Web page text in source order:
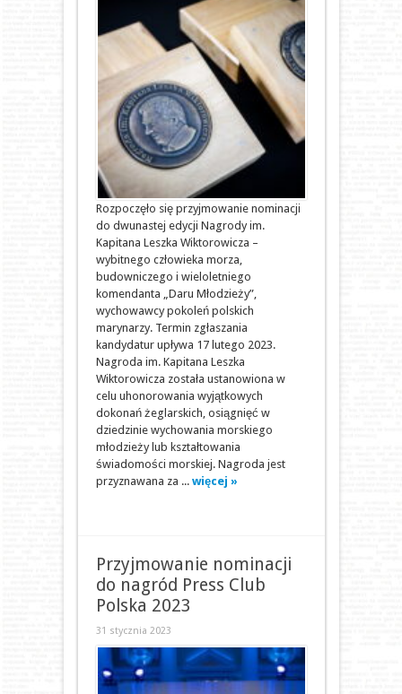
Rozpoczęło się przyjmowanie nominacji
do dwunastej edycji Nagrody im.
Kapitana Leszka Wiktorowicza –
wybitnego człowieka morza,
budowniczego i wieloletniego
komendanta „Daru Młodzieży”,
wychowawcy pokoleń polskich
marynarzy. Termin zgłaszania
kandydatur upływa 17 lutego 2023.
Nagroda im. Kapitana Leszka
Wiktorowicza została ustanowiona w
celu uhonorowania wyjątkowych
dokonań żeglarskich, osiągnięć w
dziedzinie wychowania morskiego
młodzieży lub kształtowania
świadomości morskiej. Nagroda jest
przyznawana za ... więcej »
Przyjmowanie nominacji
do nagród Press Club
Polska 2023
31 stycznia 2023